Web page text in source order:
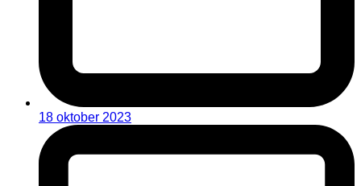
18 oktober 2023